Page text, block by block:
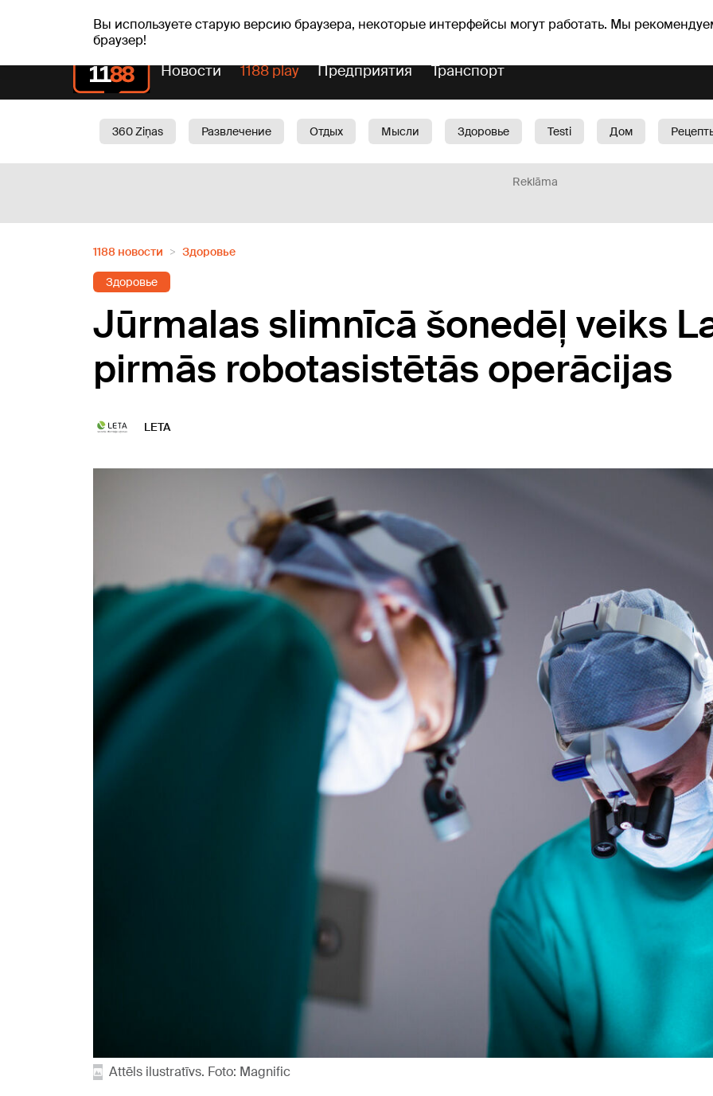
Вы используете старую версию браузера, некоторые интерфейсы могут работать. Мы
браузер!
чт, 06.08.2026. +21°C Alfrēds, Fredis, Madars Прогноз погоды Гороскопы
Новости 1188 play Предприятия Транспорт
360 Ziņas Развлечение Отдых Мысли Здоровье Testi Дом
Reklāma
1188 новости Здоровье
Здоровье
Jūrmalas slimnīcā šonedēļ veiks
pirmās robotasistētās operācijas
LETA
Attēls ilustratīvs. Foto: Magnific